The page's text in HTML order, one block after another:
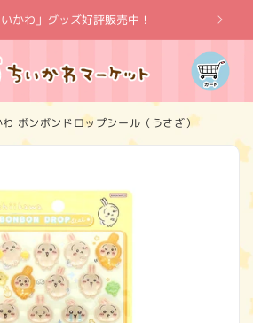
いかわ」グッズ好評販売中！
カ
ー
ト
わ ボンボンドロップシール（うさぎ）